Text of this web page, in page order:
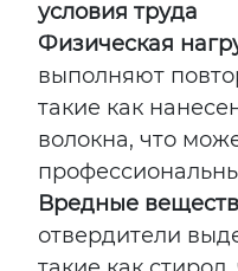
условия труда
Физическая
выполняют
такие как
волокна, что
Вредные
отвердители